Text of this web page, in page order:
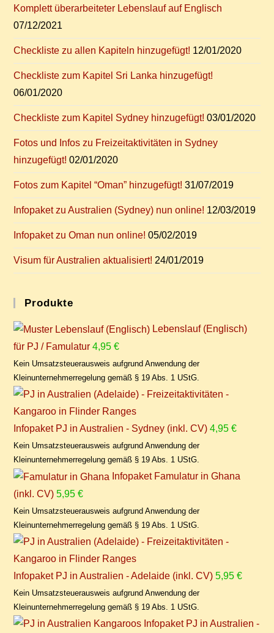
Kom­plett über­ar­bei­te­ter Le­bens­lauf auf Englisch
07/12/2021
Check­lis­te zu al­len Ka­pi­teln hinzugefügt! 12/01/2020
Check­lis­te zum Ka­pi­tel Sri Lan­ka hinzugefügt!
06/01/2020
Check­lis­te zum Ka­pi­tel Syd­ney hinzugefügt! 03/01/2020
Fo­tos und In­fos zu Frei­zeit­ak­ti­vi­tä­ten in Syd­ney
hinzugefügt! 02/01/2020
Fo­tos zum Ka­pi­tel “Oman” hinzugefügt! 31/07/2019
In­fo­pa­ket zu Aus­tra­li­en (Syd­ney) nun online! 12/03/2019
In­fo­pa­ket zu Oman nun online! 05/02/2019
Vi­sum für Aus­tra­li­en aktualisiert! 24/01/2019
Pro­duk­te
Lebenslauf (Englisch)
für PJ / Famulatur 4,95€
Kein Umsatzsteuerausweis aufgrund Anwendung der
Kleinunternehmerregelung gemäß § 19 Abs. 1 UStG.
Infopaket PJ in Australien - Sydney (inkl. CV) 4,95€
Kein Umsatzsteuerausweis aufgrund Anwendung der
Kleinunternehmerregelung gemäß § 19 Abs. 1 UStG.
Infopaket Famulatur in Ghana
(inkl. CV) 5,95€
Kein Umsatzsteuerausweis aufgrund Anwendung der
Kleinunternehmerregelung gemäß § 19 Abs. 1 UStG.
Infopaket PJ in Australien - Adelaide (inkl. CV) 5,95€
Kein Umsatzsteuerausweis aufgrund Anwendung der
Kleinunternehmerregelung gemäß § 19 Abs. 1 UStG.
Infopaket PJ in Australien -